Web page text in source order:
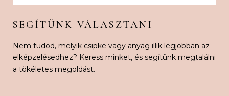
SEGÍTÜNK VÁLASZTANI
Nem tudod, melyik csipke vagy anyag illik legjobban az
elképzelésedhez? Keress minket, és segítünk megtalálni
a tökéletes megoldást.